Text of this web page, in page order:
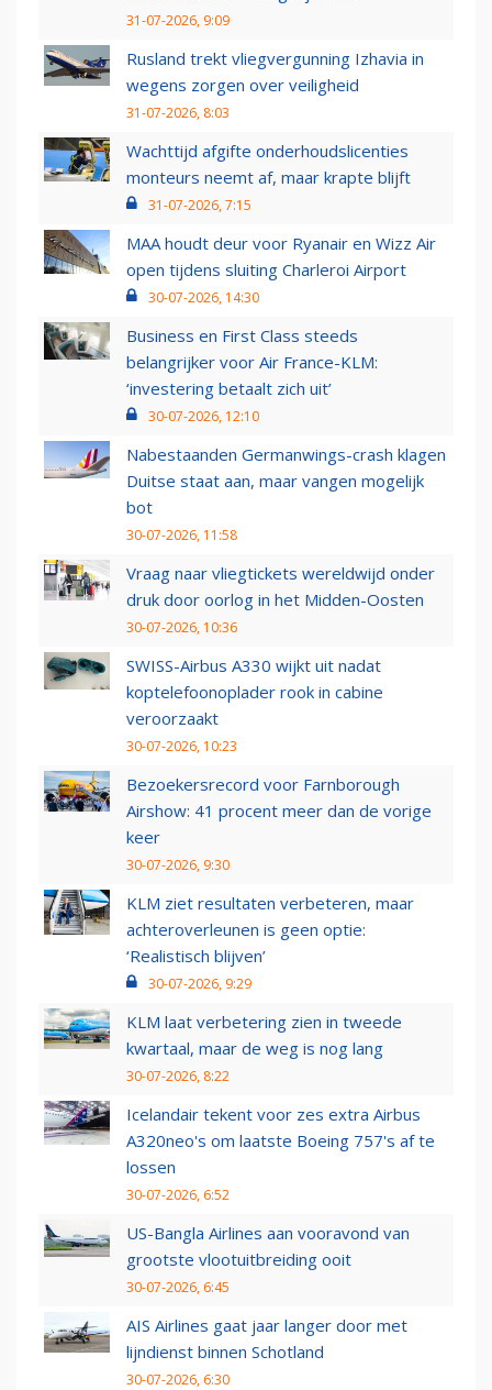
31-07-2026, 9:09
Rusland trekt vliegvergunning Izhavia in
wegens zorgen over veiligheid
31-07-2026, 8:03
Wachttijd afgifte onderhoudslicenties
monteurs neemt af, maar krapte blijft
31-07-2026, 7:15
MAA houdt deur voor Ryanair en Wizz Air
open tijdens sluiting Charleroi Airport
30-07-2026, 14:30
Business en First Class steeds
belangrijker voor Air France-KLM:
‘investering betaalt zich uit’
30-07-2026, 12:10
Nabestaanden Germanwings-crash klagen
Duitse staat aan, maar vangen mogelijk
bot
30-07-2026, 11:58
Vraag naar vliegtickets wereldwijd onder
druk door oorlog in het Midden-Oosten
30-07-2026, 10:36
SWISS-Airbus A330 wijkt uit nadat
koptelefoonoplader rook in cabine
veroorzaakt
30-07-2026, 10:23
Bezoekersrecord voor Farnborough
Airshow: 41 procent meer dan de vorige
keer
30-07-2026, 9:30
KLM ziet resultaten verbeteren, maar
achteroverleunen is geen optie:
‘Realistisch blijven’
30-07-2026, 9:29
KLM laat verbetering zien in tweede
kwartaal, maar de weg is nog lang
30-07-2026, 8:22
Icelandair tekent voor zes extra Airbus
A320neo's om laatste Boeing 757's af te
lossen
30-07-2026, 6:52
US-Bangla Airlines aan vooravond van
grootste vlootuitbreiding ooit
30-07-2026, 6:45
AIS Airlines gaat jaar langer door met
lijndienst binnen Schotland
30-07-2026, 6:30